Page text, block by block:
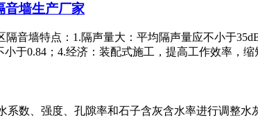
音墙生产厂家
音墙特点：1.隔声量大：平均隔声量应不小于
于0.84；4.经济：装配式施工，提高工作效率，
数、强度、孔隙率和石子含灰含水率进行调整